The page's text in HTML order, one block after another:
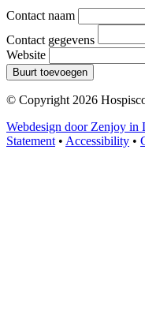
Contact naam
Contact gegevens
Website
Buurt toevoegen
© Copyright 2026
Webdesign door Zenjoy in
Statement • Accessibility •